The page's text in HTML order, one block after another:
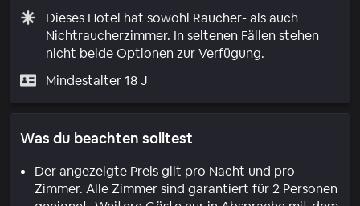
Dieses Hotel hat sowohl Raucher- als auch
Nichtraucherzimmer. In seltenen Fällen stehen
nicht beide Optionen zur Verfügung.
Mindestalter 18 J
Was du beachten solltest
Der angezeigte Preis gilt pro Nacht und pro
Zimmer. Alle Zimmer sind garantiert für 2 Personen